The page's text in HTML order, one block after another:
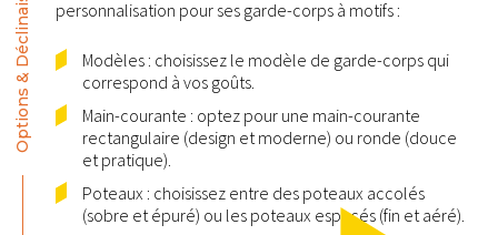
Options & Déclinaisons
personnalisation pour ses garde-corps à motifs :
Modèles : choisissez le modèle de garde-corps qui
correspond à vos goûts.
Main-courante : optez pour une main-courante
rectangulaire (design et moderne) ou ronde (douce
et pratique).
Poteaux : choisissez entre des poteaux accolés
(sobre et épuré) ou les poteaux espacés (fin et aéré).